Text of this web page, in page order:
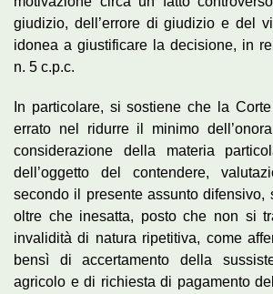
giudizio, dell’errore di giudizio e del
idonea a giustificare la decisione, in
n. 5 c.p.c.
In particolare, si sostiene che la
errato nel ridurre il minimo
considerazione della materia
dell’oggetto del contendere,
secondo il presente assunto difensivo,
oltre che inesatta, posto che non si
invalidità di natura ripetitiva, come
bensì di accertamento della
agricolo e di richiesta di pagamento